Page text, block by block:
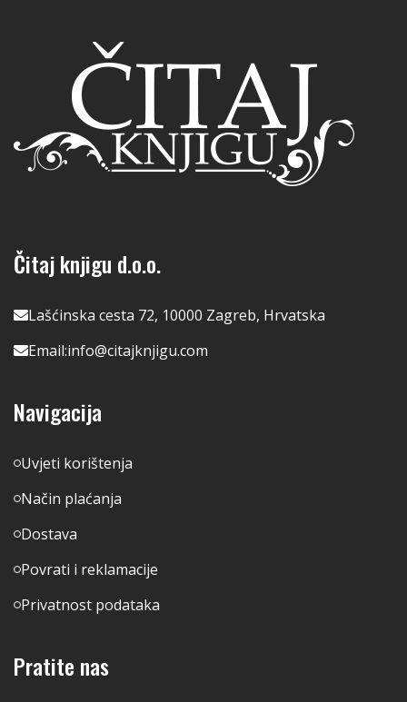
Čitaj knjigu d.o.o.
Lašćinska cesta 72, 10000 Zagreb, Hrvatska
Email:info@citajknjigu.com
Navigacija
Uvjeti korištenja
Način plaćanja
Dostava
Povrati i reklamacije
Privatnost podataka
Pratite nas